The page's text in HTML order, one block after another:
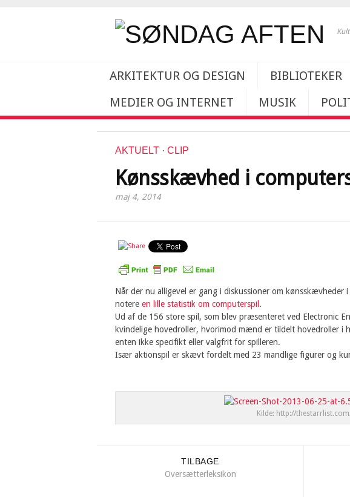
ARKITEKTUR OG DESIGN BIBLIOTEKER
MEDIER OG INTERNET
MUSIK
AKTUELT · CLIP
Kønsskævhed i
maj 4, 2014
Når der nu alligevel er gang i diskussioner om
notere en lille statistik om computerspil.
Ud af de 156 store spil, som blev præsenteret ved Electronic
kvindelige hovedroller, hvorimod mænd er tildelt hovedroller i
enten ikke specifikt eller valgfrit for spilleren.
Især aktionspil er skævt fordelt med 23 mandlige figurer og
Kilde: http://
TILBAGE
Oversætterleksikon